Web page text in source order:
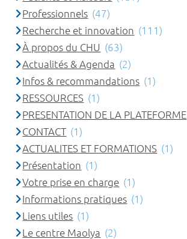
Professionnels (47)
Recherche et innovation (111)
À propos du CHU (63)
Actualités & Agenda (2)
Infos & recommandations (1)
RESSOURCES (1)
PRESENTATION DE LA PLATEFORME
CONTACT (1)
ACTUALITES ET FORMATIONS (1)
Présentation (1)
Votre prise en charge (1)
Informations pratiques (1)
Liens utiles (1)
Le centre Maolya (2)